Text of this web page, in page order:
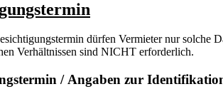
dürfen Vermieter nur solche
Verhältnissen sind NICHT erforderlich.
/ Angaben zur